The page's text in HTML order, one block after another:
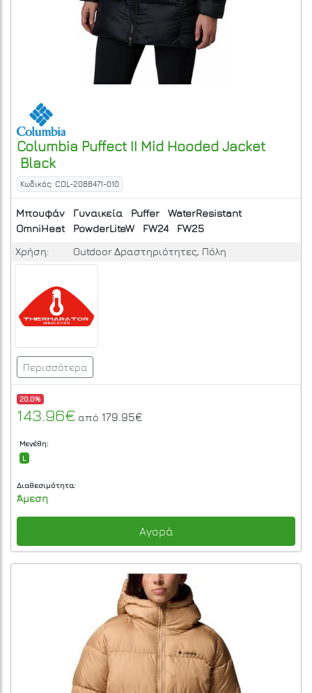
Columbia Puffect II Mid Hooded Jacket
Black
Κωδικός: COL-2088471-010
Μπουφάν Γυναικεία Puffer
WaterResistant
OmniHeat
PowderLiteW FW24
FW25
Χρήση:
Outdoor Δραστηριότητες, Πόλη
Περισσότερα
20.0%
143.96€ από 179.95€
Μεγέθη:
L
Διαθεσιμότητα:
Άμεση
Αγορά